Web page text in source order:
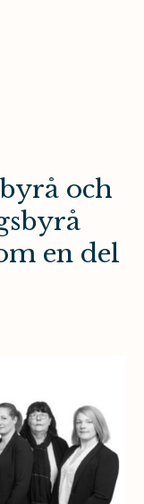
och
en del